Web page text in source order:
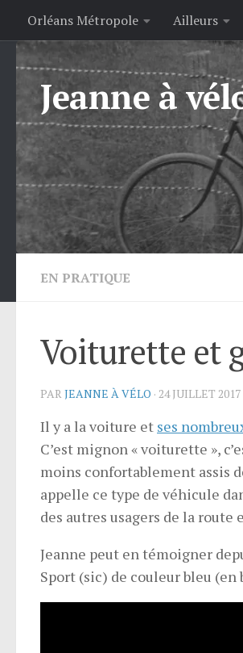
Skip to content
Orléans Métropole Ailleurs
Jeanne à
EN PRATIQUE
Voiturette et
PAR JEANNE À VÉLO · 24 JUILLET 2017
Il y a la voiture et ses
C’est mignon « voiturette »,
moins confortablement assis
appelle ce type de véhicule
des autres usagers de la
Jeanne peut en témoigner
Sport (sic) de couleur bleu